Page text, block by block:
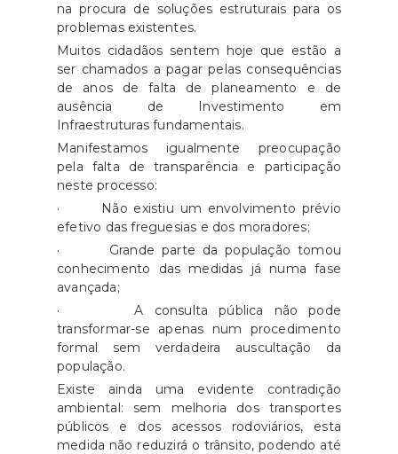
na procura de soluções estruturais para os
problemas existentes.
Muitos cidadãos sentem hoje que estão a
ser chamados a pagar pelas consequências
de anos de falta de planeamento e de
ausência de Investimento em
Infraestruturas fundamentais.
Manifestamos igualmente preocupação
pela falta de transparência e participação
neste processo:
· Não existiu um envolvimento prévio
efetivo das freguesias e dos moradores;
· Grande parte da população tomou
conhecimento das medidas já numa fase
avançada;
· A consulta pública não pode
transformar-se apenas num procedimento
formal sem verdadeira auscultação da
população.
Existe ainda uma evidente contradição
ambiental: sem melhoria dos transportes
públicos e dos acessos rodoviários, esta
medida não reduzirá o trânsito, podendo até